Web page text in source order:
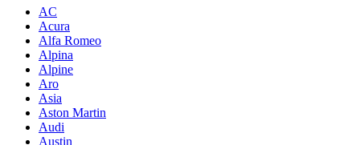
AC
Acura
Alfa Romeo
Alpina
Alpine
Aro
Asia
Aston Martin
Audi
Austin